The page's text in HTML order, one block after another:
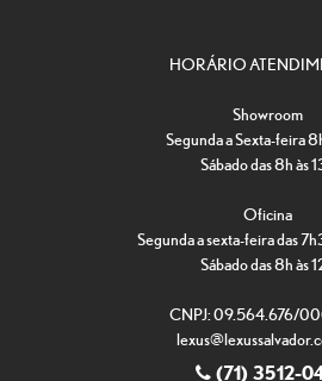
HORÁRIO
Showroom
Segunda a Sexta-feira
Sábado das 8h às
Oficina
Segunda a sexta-feira das
Sábado das 8h às
CNPJ: 09.564.676/
(71) 3512-